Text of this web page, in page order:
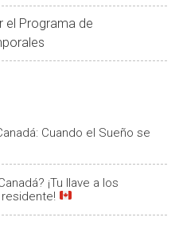
el Programa de
Cuando el Sueño se
¡Tu llave a los